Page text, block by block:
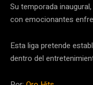
Su temporada
con emocionantes
Esta liga pretende
dentro del